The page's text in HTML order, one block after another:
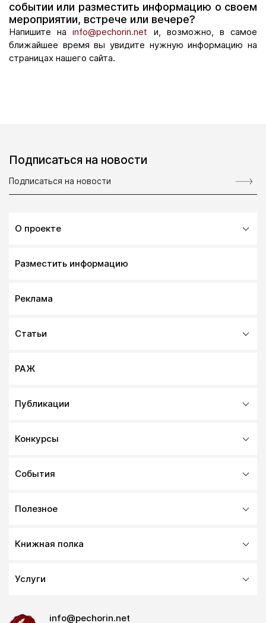
событии или разместить информацию о своем
мероприятии, встрече или вечере?
Напишите наinfo@pechorin.net и, возможно, в самое
ближайшее время вы увидите нужную информацию на
страницах нашего сайта.
Подписаться на новости
О проекте
Разместить информацию
Реклама
Статьи
РАЖ
Публикации
Конкурсы
События
Полезное
Книжная полка
Услуги
info@pechorin.net